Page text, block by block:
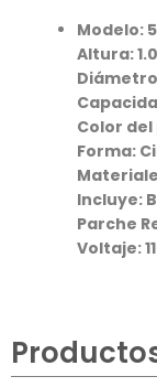
Modelo:
Altura:
Color
Forma:
Incluye:
Parche
Voltaje: